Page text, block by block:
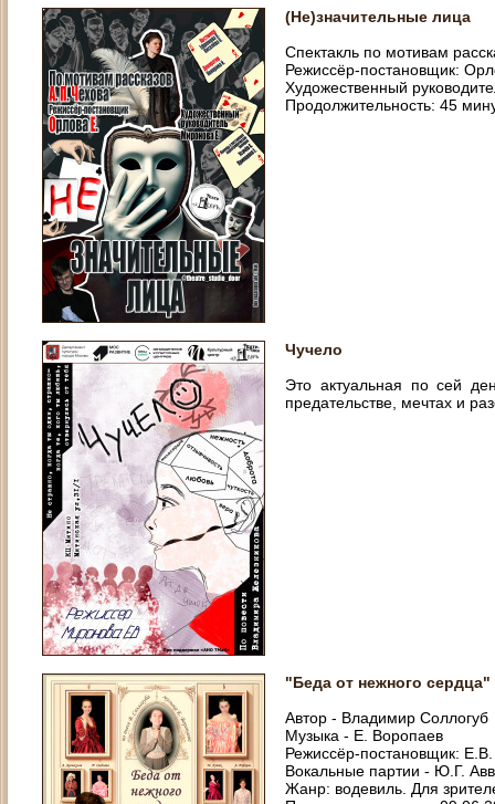
(Не)значительные лица
Спектакль по мотивам
Режиссёр-постановщик:
Художественный
Продолжительность: 45
Чучело
Это актуальная по сей
предательстве, мечтах и
"Беда от нежного сердца"
Автор - Владимир Соллогуб
Музыка - Е. Воропаев
Режиссёр-постановщик:
Вокальные партии - Ю.Г.
Жанр: водевиль. Для